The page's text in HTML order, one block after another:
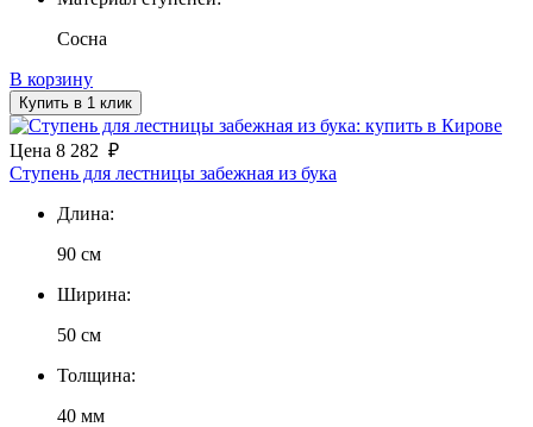
Сосна
В корзину
Купить в 1 клик
Цена 8 282 ₽
Ступень для лестницы забежная из бука
Длина:
90 см
Ширина:
50 см
Толщина:
40 мм